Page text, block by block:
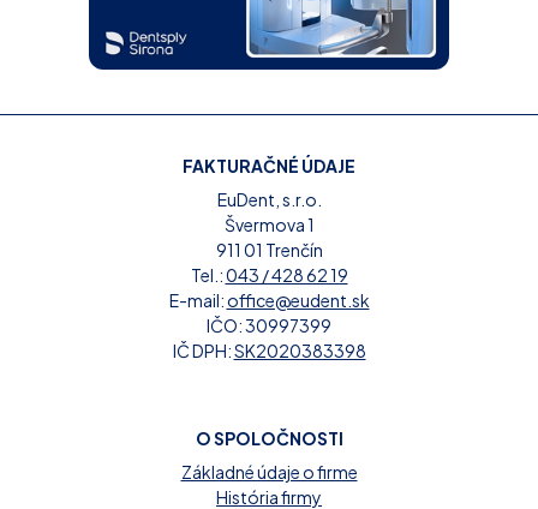
FAKTURAČNÉ ÚDAJE
EuDent, s.r.o.
Švermova 1
911 01 Trenčín
Tel.:043 / 428 62 19
E-mail:office@eudent.sk
IČO: 30997399
IČ DPH:SK2020383398
O SPOLOČNOSTI
Základné údaje o firme
História firmy